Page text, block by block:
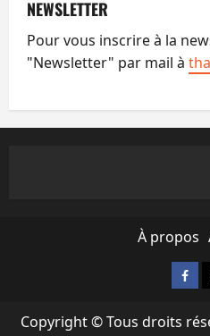
NEWSLETTER
Pour vous inscrire à la
"Newsletter" par mail à
À propos
Copyright © Tous droits